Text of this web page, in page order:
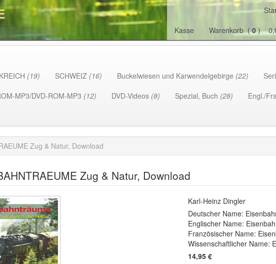
Kasse
Warenkorb (0)
(19) SCHWEIZ (16) Buckelwiesen und Karwendelgebirge (22)
MP3/DVD-ROM-MP3 (12) DVD-Videos (8) Spezial, Buch (28) Engl./
Zug & Natur, Download
Zug & Natur, Download
Karl-Heinz Dingler
Deutscher Name:
Englischer Name:
Französischer Name:
Wissenschaftlicher Name:
14,95 €